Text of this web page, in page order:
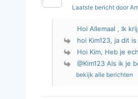
Laatste bericht door
Hoi Allemaal , Ik
hoi Kim123, ja dit
Hoi Kim, Heb je
@Kim123 Als ik je
bekijk alle berichten